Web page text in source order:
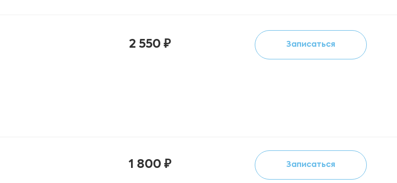
2 550 ₽ Записаться
1 800 ₽ Записаться